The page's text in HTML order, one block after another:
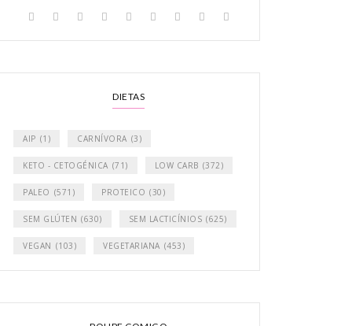
DIETAS
AIP (1) CARNÍVORA (3)
KETO - CETOGÉNICA (71) LOW CARB (372)
PALEO (571) PROTEICO (30)
SEM GLÚTEN (630) SEM LACTICÍNIOS (625)
VEGAN (103) VEGETARIANA (453)